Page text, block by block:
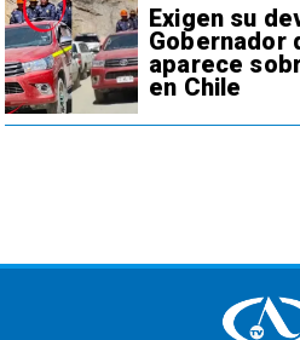
Exigen su
Gobernador
aparece
en Chile